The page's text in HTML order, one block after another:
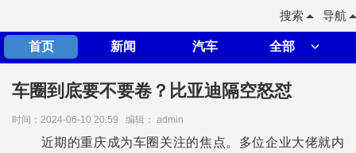
导航
搜索
首页 新闻 汽车 全部
车圈到底要不要卷？比亚迪隔空怒怼
时间：2024-06-10 20:59 编辑： admin
近期的重庆成为车圈关注的焦点。多位企业大佬就内